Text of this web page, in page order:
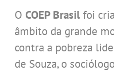
O COEP Brasilfoi
âmbito da grande
contra a pobreza
de Souza, o